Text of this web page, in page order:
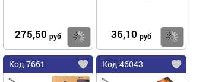
275,50 руб Купить
36,10 руб
Код 7661 Код 46043